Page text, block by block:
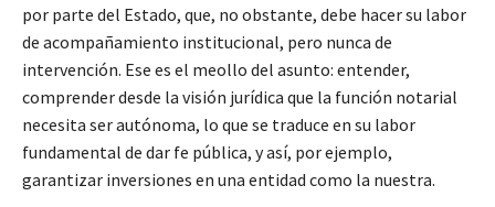
por parte del Estado, que, no obstante, debe hacer su labor
de acompañamiento institucional, pero nunca de
intervención. Ese es el meollo del asunto: entender,
comprender desde la visión jurídica que la función notarial
necesita ser autónoma, lo que se traduce en su labor
fundamental de dar fe pública, y así, por ejemplo,
garantizar inversiones en una entidad como la nuestra.